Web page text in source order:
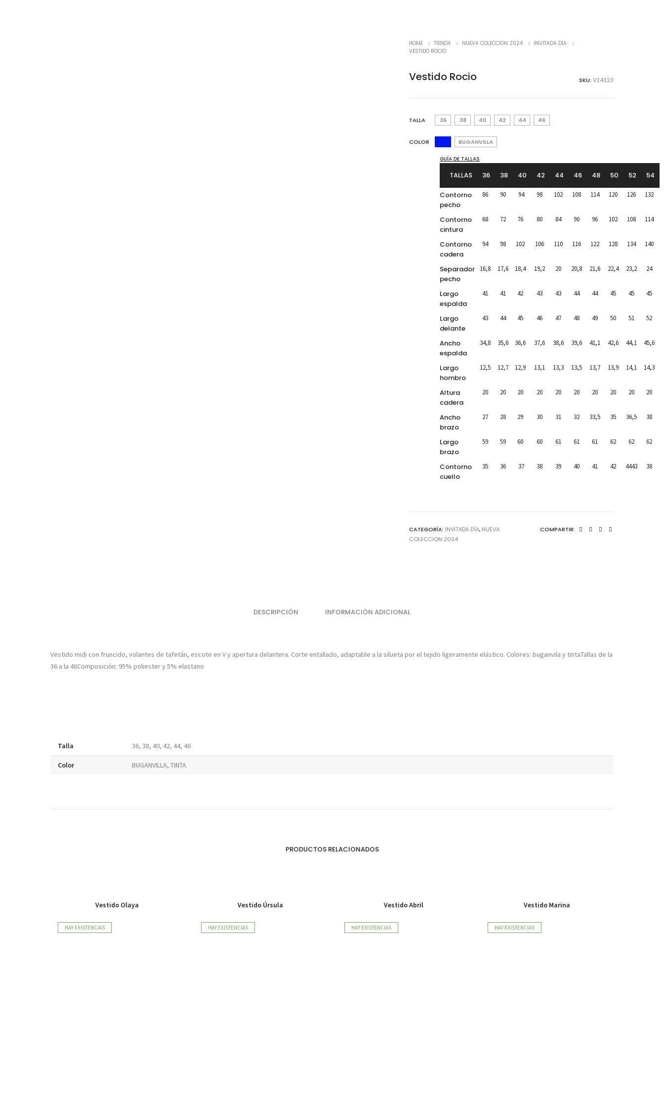
HOME TIENDA NUEVA COLECCION 2024
INVITADA DÍA
VESTIDO ROCIO
Vestido Rocio SKU: V24323
TALLA 36 38 40 42 44 46
COLOR BUGANVILLA
GUÍA DE TALLAS
TALLAS 36 38 40 42 44 46 48 50 52 54
Contorno
pecho
86 90 94 98 102 108 114 120 126 132
Contorno
cintura
68 72 76 80 84 90 96 102 108 114
Contorno
cadera
94 98 102 106 110 116 122 128 134 140
Separador
pecho
16,8 17,6 18,4 19,2 20 20,8 21,6 22,4 23,2 24
Largo
espalda
41 41 42 43 43 44 44 45 45 45
Largo
delante
43 44 45 46 47 48 49 50 51 52
Ancho
espalda
34,8 35,6 36,6 37,6 38,6 39,6 41,1 42,6 44,1 45,6
Largo
hombro
12,5 12,7 12,9 13,1 13,3 13,5 13,7 13,9 14,1 14,3
Altura
cadera
20 20 20 20 20 20 20 20 20 20
Ancho
brazo
27 28 29 30 31 32 33,5 35 36,5 38
Largo
brazo
59 59 60 60 61 61 61 62 62 62
Contorno
cuello
35 36 37 38 39 40 41 42 4443 38
CATEGORÍA: INVITADA DÍA, NUEVA
COLECCION 2024
COMPARTIR:
DESCRIPCIÓN INFORMACIÓN ADICIONAL
Vestido midi con fruncido, volantes de tafetán, escote en V y apertura delantera. Corte entallado, adaptable a la silueta por el tejido ligeramente elástico. Colores: buganvila y tintaTallas de la
36 a la 46Composición: 95% poliester y 5% elastano
Talla 36, 38, 40, 42, 44, 46
Color BUGANVILLA, TINTA
PRODUCTOS RELACIONADOS
Vestido Olaya
HAY EXISTENCIAS
Vestido Úrsula
HAY EXISTENCIAS
Vestido Abril
HAY EXISTENCIAS
Vestido Marina
HAY EXISTENCIAS